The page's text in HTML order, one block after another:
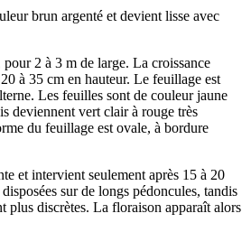
brun argenté et devient lisse avec
2 à 3 m de large. La croissance
à 35 cm en hauteur. Le feuillage est
Les feuilles sont de couleur jaune
deviennent vert clair à rouge très
du feuillage est ovale, à bordure
et intervient seulement après 15 à 20
sur de longs pédoncules, tandis
plus discrètes. La floraison apparaît alors